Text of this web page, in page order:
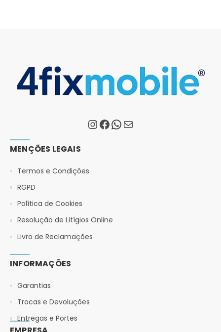
MENÇÕES LEGAIS
Termos e Condições
RGPD
Política de Cookies
Resolução de Litígios Online
Livro de Reclamações
INFORMAÇÕES
Garantias
Trocas e Devoluções
Entregas e Portes